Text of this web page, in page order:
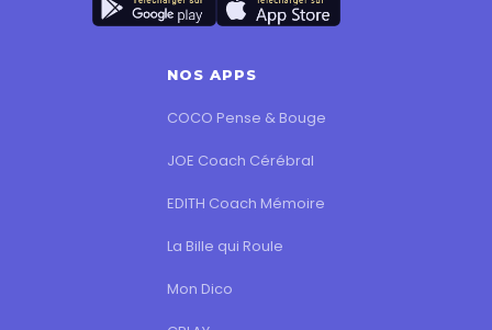
NOS APPS
COCO Pense & Bouge
JOE Coach Cérébral
EDITH Coach Mémoire
La Bille qui Roule
Mon Dico